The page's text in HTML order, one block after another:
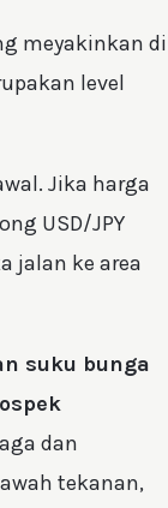
meyakinkan di
level
Jika harga
USD/JPY
jalan ke area
suku bunga
dan
tekanan,